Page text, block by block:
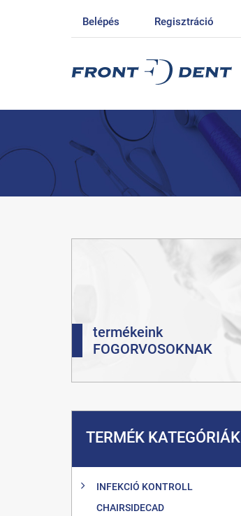
Belépés Regisztráció
termékeink
FOGORVOSOKNAK
TERMÉK KATEGÓRIÁK
INFEKCIÓ KONTROLL
CHAIRSIDECAD